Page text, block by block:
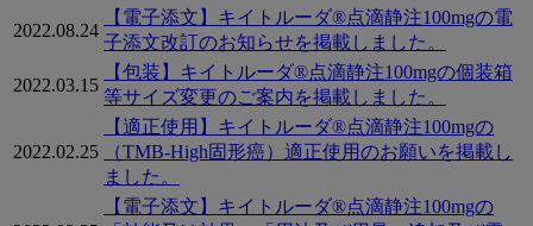
2022.08.24
【電子添文】キイトルーダ®点滴静注100mgの電
子添文改訂のお知らせを掲載しました。
2022.03.15
【包装】キイトルーダ®点滴静注100mgの個装箱
等サイズ変更のご案内を掲載しました。
2022.02.25
【適正使用】キイトルーダ®点滴静注100mgの
（TMB-High固形癌）適正使用のお願いを掲載し
ました。
【電子添文】キイトルーダ®点滴静注100mgの